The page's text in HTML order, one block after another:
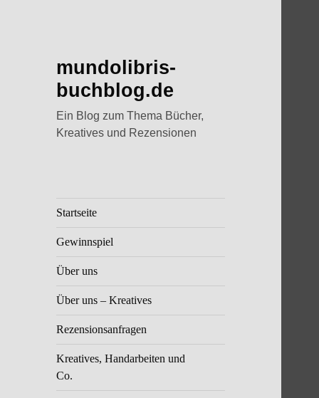
mundolibris-
buchblog.de
Ein Blog zum Thema Bücher,
Kreatives und Rezensionen
Startseite
Gewinnspiel
Über uns
Über uns – Kreatives
Rezensionsanfragen
Kreatives, Handarbeiten und
Co.